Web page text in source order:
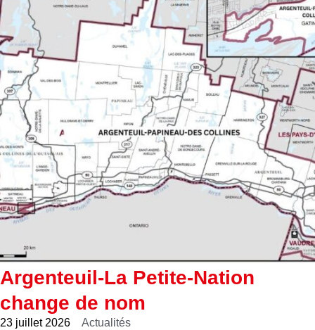
Argenteuil-La Petite-Nation
change de nom
23 juillet 2026 Actualités